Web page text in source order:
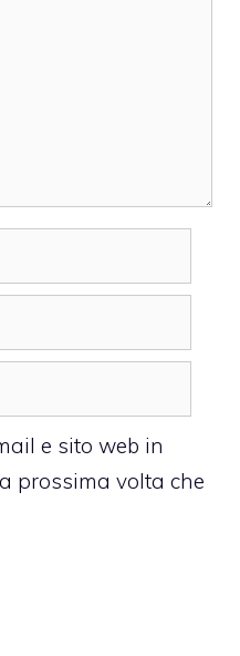
e sito web in
prossima volta che